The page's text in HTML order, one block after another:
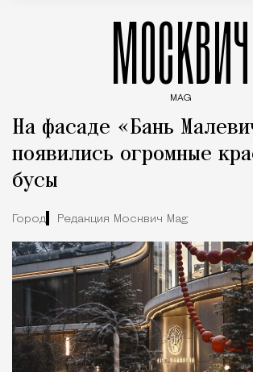
МОСКВИЧ
MAG
На фасаде «Бань
появились огромные
бусы
Город Редакция Москвич Mag